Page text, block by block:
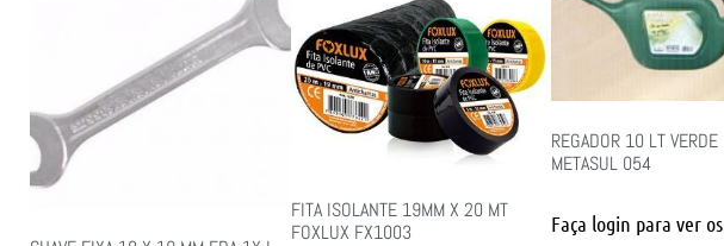
FITA ISOLANTE 19MM X 20 MT
FOXLUX FX1003
REGADOR 10 LT VERDE
METASUL 054
Faça login para ver os